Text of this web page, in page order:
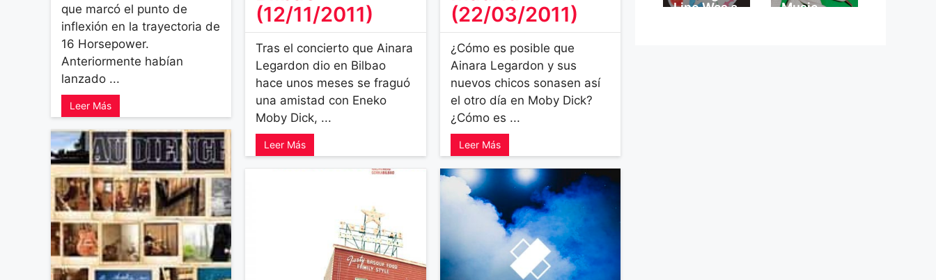
que marcó el punto de
inflexión en la trayectoria de
16 Horsepower.
Anteriormente habían
lanzado ...
Leer Más
(12/11/2011)
Tras el concierto que Ainara
Legardon dio en Bilbao
hace unos meses se fraguó
una amistad con Eneko
Moby Dick, ...
Leer Más
(22/03/2011)
¿Cómo es posible que
Ainara Legardon y sus
nuevos chicos sonasen así
el otro día en Moby Dick?
¿Cómo es ...
Leer Más
Line Was a
Music